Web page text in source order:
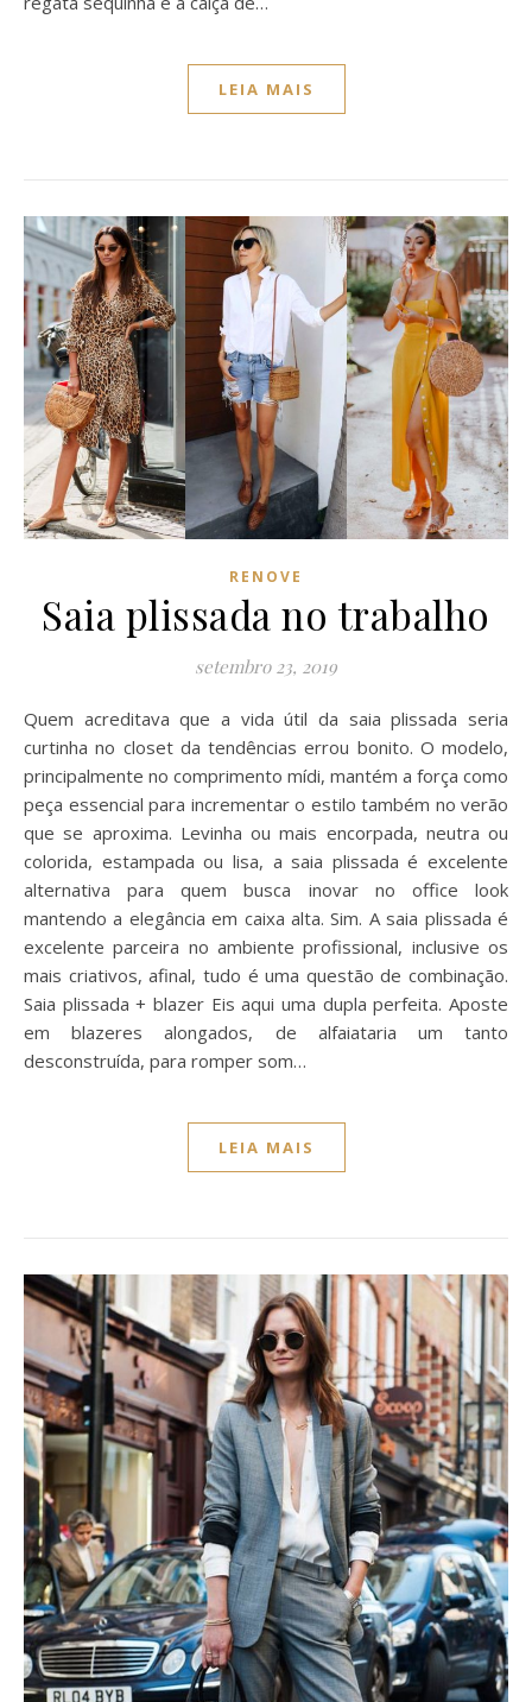
LEIA MAIS
RENOVE
Saia plissada no trabalho
setembro 23, 2019
Quem acreditava que a vida útil da saia plissada seria
curtinha no closet da tendências errou bonito. O modelo,
principalmente no comprimento mídi, mantém a força como
peça essencial para incrementar o estilo também no verão
que se aproxima. Levinha ou mais encorpada, neutra ou
colorida, estampada ou lisa, a saia plissada é excelente
alternativa para quem busca inovar no office look
mantendo a elegância em caixa alta. Sim. A saia plissada é
excelente parceira no ambiente profissional, inclusive os
mais criativos, afinal, tudo é uma questão de combinação.
Saia plissada + blazer Eis aqui uma dupla perfeita. Aposte
em blazeres alongados, de alfaiataria um tanto
desconstruída, para romper som…
LEIA MAIS